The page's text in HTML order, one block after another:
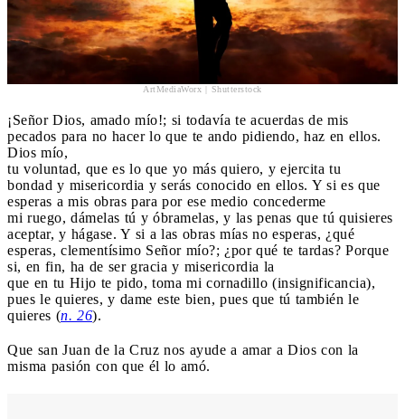
ArtMediaWorx | Shutterstock
¡Señor Dios, amado mío!; si todavía te acuerdas de mis
pecados para no hacer lo que te ando pidiendo, haz en ellos.
Dios mío,
tu voluntad, que es lo que yo más quiero, y ejercita tu
bondad y misericordia y serás conocido en ellos. Y si es que
esperas a mis obras para por ese medio concederme
mi ruego, dámelas tú y óbramelas, y las penas que tú quisieres
aceptar, y hágase. Y si a las obras mías no esperas, ¿qué
esperas, clementísimo Señor mío?; ¿por qué te tardas? Porque
si, en fin, ha de ser gracia y misericordia la
que en tu Hijo te pido, toma mi cornadillo (insignificancia),
pues le quieres, y dame este bien, pues que tú también le
quieres (n. 26).
Que san Juan de la Cruz nos ayude a amar a Dios con la
misma pasión con que él lo amó.